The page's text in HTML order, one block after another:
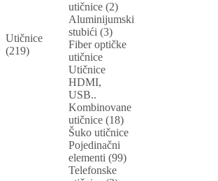
Utičnice
(219)
utičnice (2)
Aluminijumski
stubići (3)
Fiber optičke
utičnice
Utičnice
HDMI,
USB..
Kombinovane
utičnice (18)
Šuko utičnice
Pojedinačni
elementi (99)
Telefonske